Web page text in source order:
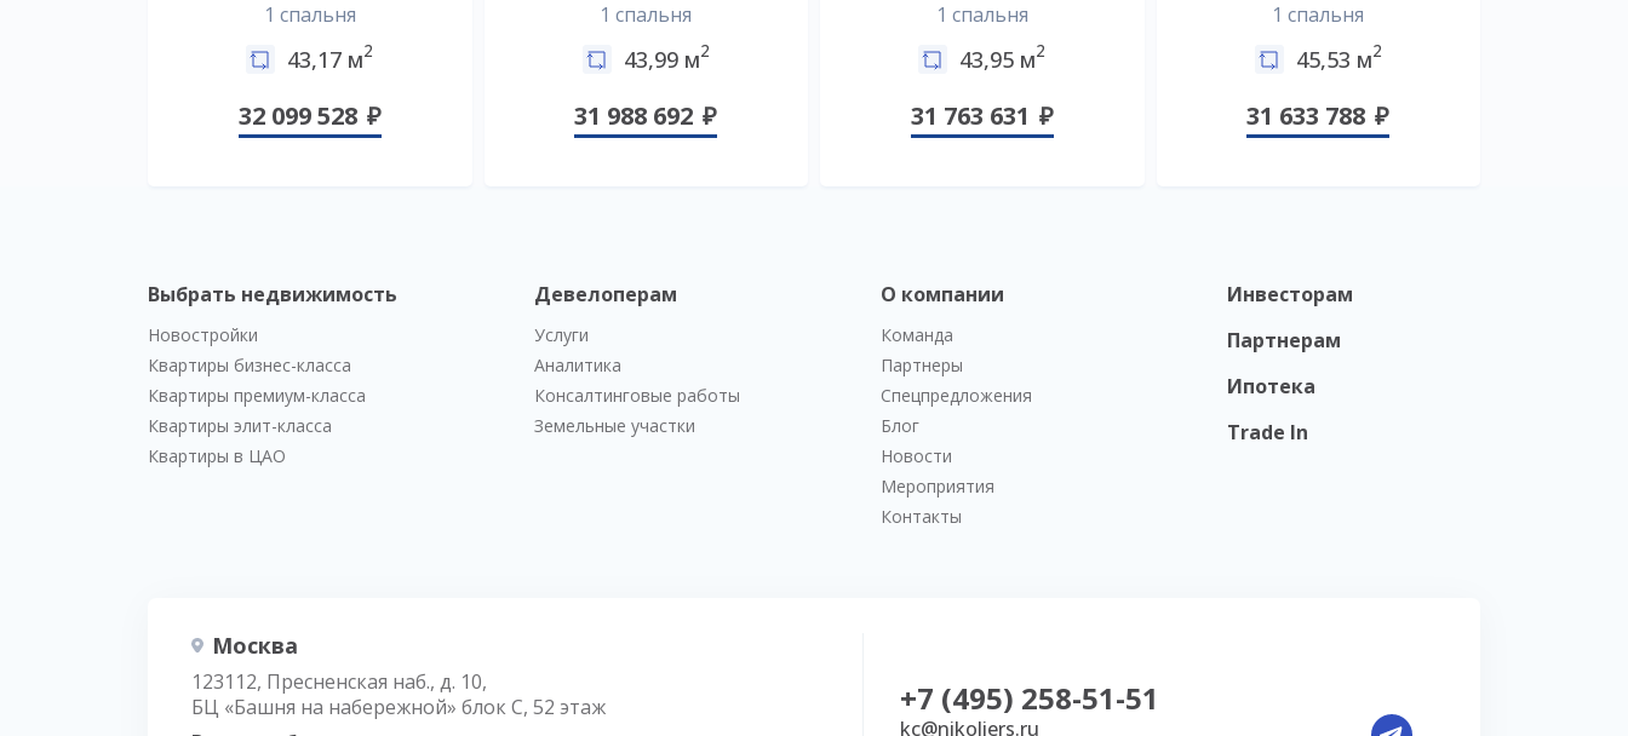
1 спальня
43,17 м2
32 099 528
1 спальня
43,99 м2
31 988 692
1 спальня
43,95 м2
31 763 631
1 спальня
45,53 м2
31 633 788
Выбрать недвижимость
Новостройки
Квартиры бизнес-класса
Квартиры премиум-класса
Квартиры элит-класса
Квартиры в ЦАО
Девелоперам
Услуги
Аналитика
Консалтинговые работы
Земельные участки
О компании
Команда
Партнеры
Спецпредложения
Блог
Новости
Мероприятия
Контакты
Инвесторам
Партнерам
Ипотека
Trade In
Москва
123112, Пресненская наб., д. 10,
БЦ «Башня на набережной» блок С, 52 этаж
+7 (495) 258-51-51
kc@nikoliers.ru